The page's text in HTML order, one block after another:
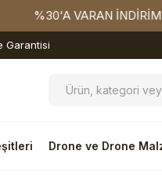
VARAN İNDİRİMLER
Garantisi
Drone ve Drone